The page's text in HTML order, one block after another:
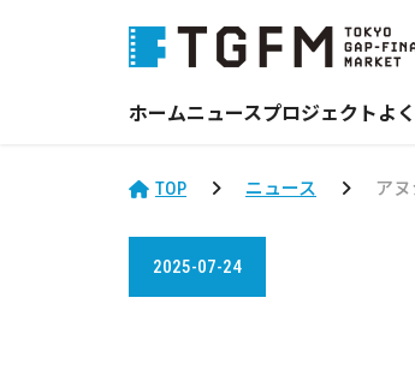
ホームニュースプロジェクト よ
TOP ニュース ア
2025-07-24